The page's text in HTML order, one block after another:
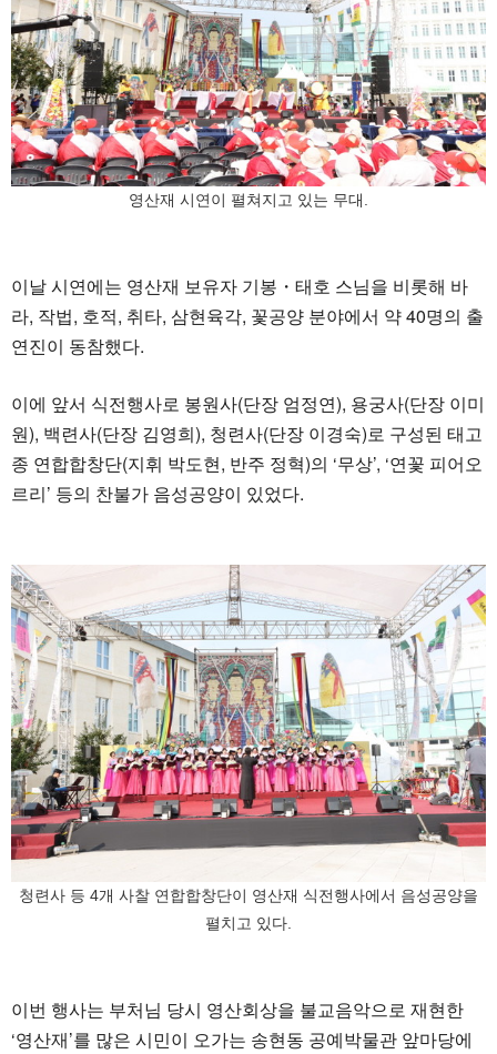
영산재 시연이 펼쳐지고 있는 무대.
이날 시연에는 영산재 보유자 기봉・태호 스님을 비롯해 바
라, 작법, 호적, 취타, 삼현육각, 꽃공양 분야에서 약 40명의 출
연진이 동참했다.
이에 앞서 식전행사로 봉원사(단장 엄정연), 용궁사(단장 이미
원), 백련사(단장 김영희), 청련사(단장 이경숙)로 구성된 태고
종 연합합창단(지휘 박도현, 반주 정혁)의 ‘무상’, ‘연꽃 피어오
르리’ 등의 찬불가 음성공양이 있었다.
청련사 등 4개 사찰 연합합창단이 영산재 식전행사에서 음성공양을
펼치고 있다.
이번 행사는 부처님 당시 영산회상을 불교음악으로 재현한
‘영산재’를 많은 시민이 오가는 송현동 공예박물관 앞마당에